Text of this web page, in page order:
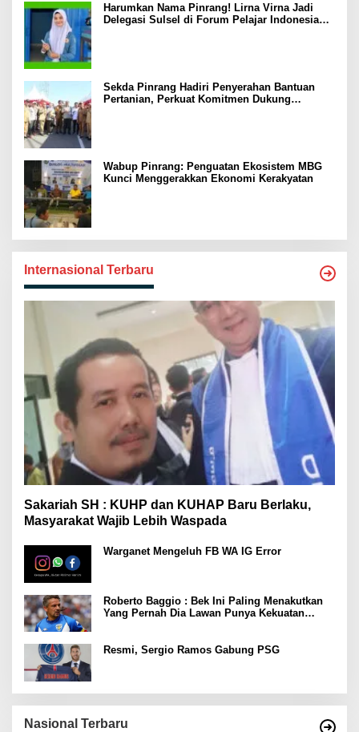
Harumkan Nama Pinrang! Lirna Virna Jadi
Delegasi Sulsel di Forum Pelajar Indonesia
Sekda Pinrang Hadiri Penyerahan Bantuan
Pertanian, Perkuat Komitmen Dukung
Wabup Pinrang: Penguatan Ekosistem MBG
Kunci Menggerakkan Ekonomi Kerakyatan
Internasional Terbaru
Sakariah SH : KUHP dan KUHAP Baru Berlaku,
Masyarakat Wajib Lebih Waspada
Warganet Mengeluh FB WA IG Error
Roberto Baggio : Bek Ini Paling Menakutkan
Yang Pernah Dia Lawan Punya Kekuatan
Resmi, Sergio Ramos Gabung PSG
Nasional Terbaru